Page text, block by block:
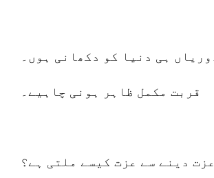
ہی دنیا کو دکھانی ہوں۔
قربت مکمل ظاہر ہونی چاہیے۔
عزت دینے سے عزت کیسے ملتی ہے؟